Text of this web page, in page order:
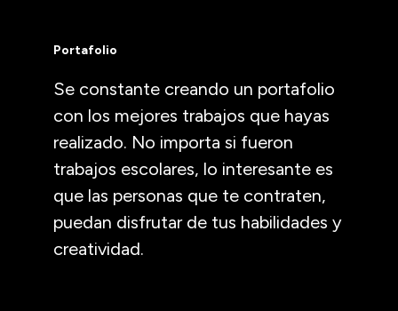
Portafolio
Se constante creando un portafolio
con los mejores trabajos que hayas
realizado. No importa si fueron
trabajos escolares, lo interesante es
que las personas que te contraten,
puedan disfrutar de tus habilidades y
creatividad.